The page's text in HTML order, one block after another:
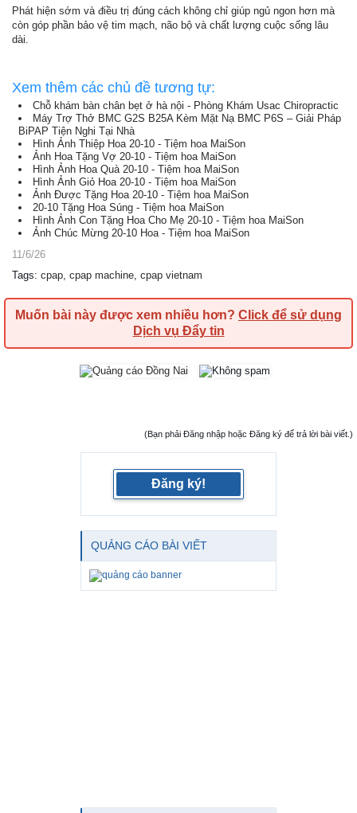
Phát hiện sớm và điều trị đúng cách không chỉ giúp ngủ ngon hơn mà
còn góp phần bảo vệ tim mạch, não bộ và chất lượng cuộc sống lâu
dài.
Xem thêm các chủ đề tương tự:
Chỗ khám bàn chân bẹt ở hà nội - Phòng Khám Usac Chiropractic
Máy Trợ Thở BMC G2S B25A Kèm Mặt Nạ BMC P6S – Giải Pháp
BiPAP Tiện Nghi Tại Nhà
Hình Ảnh Thiệp Hoa 20-10 - Tiệm hoa MaiSon
Ảnh Hoa Tặng Vợ 20-10 - Tiệm hoa MaiSon
Hình Ảnh Hoa Quà 20-10 - Tiệm hoa MaiSon
Hình Ảnh Giỏ Hoa 20-10 - Tiệm hoa MaiSon
Ảnh Được Tặng Hoa 20-10 - Tiệm hoa MaiSon
20-10 Tặng Hoa Súng - Tiệm hoa MaiSon
Hình Ảnh Con Tặng Hoa Cho Mẹ 20-10 - Tiệm hoa MaiSon
Ảnh Chúc Mừng 20-10 Hoa - Tiệm hoa MaiSon
11/6/26
Tags: cpap, cpap machine, cpap vietnam
Muốn bài này được xem nhiều hơn? Click để sử dụng
Dịch vụ Đẩy tin
(Bạn phải Đăng nhập hoặc Đăng ký để trả lời bài viết.)
Đăng ký!
QUẢNG CÁO BÀI VIẾT